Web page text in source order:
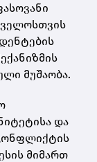
მუშაობა.
და
მიმართ